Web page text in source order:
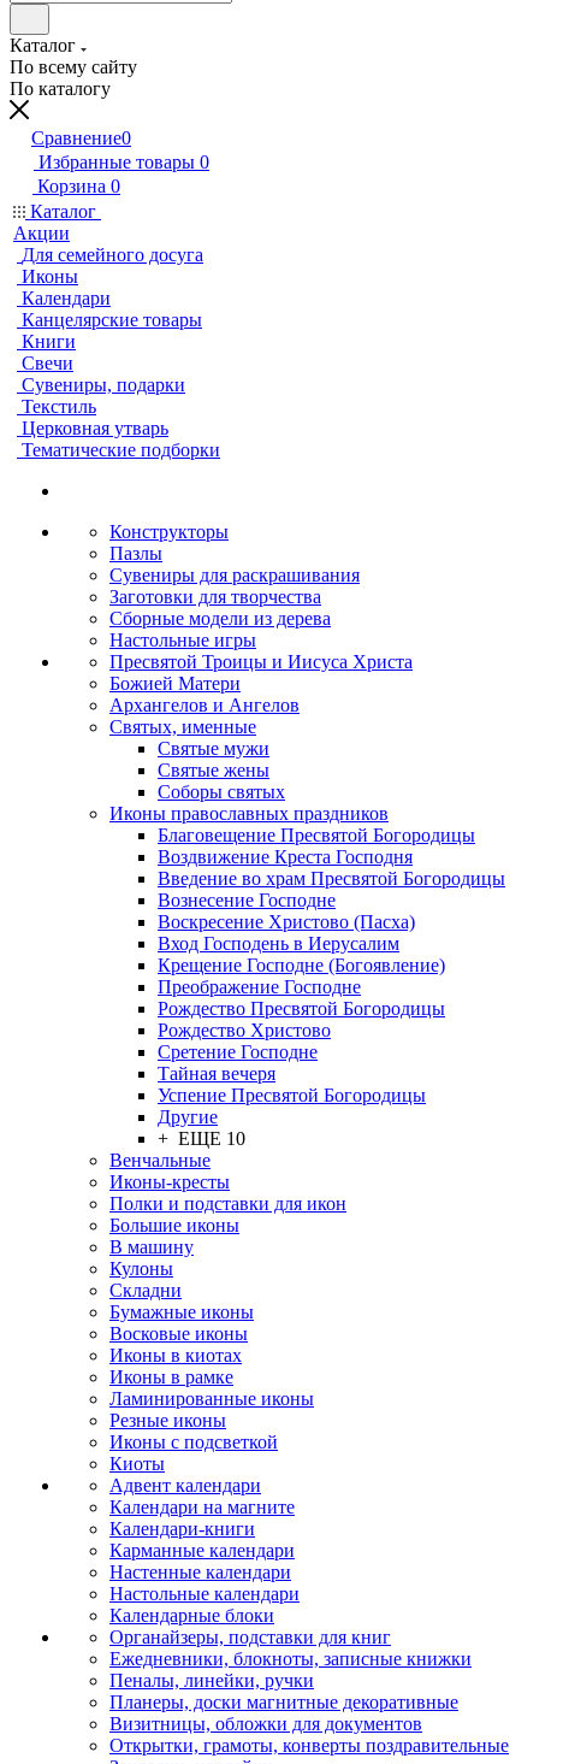
Каталог
По всему сайту
По каталогу
Сравнение0
Избранные товары 0
Корзина 0
Каталог
Акции
Для семейного досуга
Иконы
Календари
Канцелярские товары
Книги
Свечи
Сувениры, подарки
Текстиль
Церковная утварь
Тематические подборки
Конструкторы
Пазлы
Сувениры для раскрашивания
Заготовки для творчества
Сборные модели из дерева
Настольные игры
Пресвятой Троицы и Иисуса Христа
Божией Матери
Архангелов и Ангелов
Святых, именные
Святые мужи
Святые жены
Соборы святых
Иконы православных праздников
Благовещение Пресвятой Богородицы
Воздвижение Креста Господня
Введение во храм Пресвятой Богородицы
Вознесение Господне
Воскресение Христово (Пасха)
Вход Господень в Иерусалим
Крещение Господне (Богоявление)
Преображение Господне
Рождество Пресвятой Богородицы
Рождество Христово
Сретение Господне
Тайная вечеря
Успение Пресвятой Богородицы
Другие
+ ЕЩЕ 10
Венчальные
Иконы-кресты
Полки и подставки для икон
Большие иконы
В машину
Кулоны
Складни
Бумажные иконы
Восковые иконы
Иконы в киотах
Иконы в рамке
Ламинированные иконы
Резные иконы
Иконы с подсветкой
Киоты
Адвент календари
Календари на магните
Календари-книги
Карманные календари
Настенные календари
Настольные календари
Календарные блоки
Органайзеры, подставки для книг
Ежедневники, блокноты, записные книжки
Пеналы, линейки, ручки
Планеры, доски магнитные декоративные
Визитницы, обложки для документов
Открытки, грамоты, конверты поздравительные